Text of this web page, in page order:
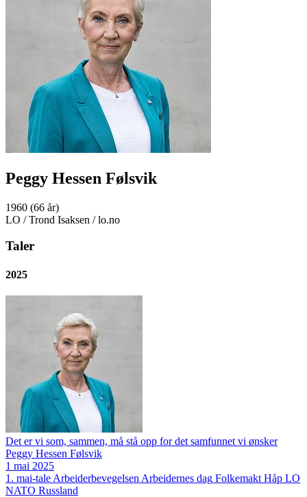
Peggy Hessen Følsvik
1960 (66 år)
LO / Trond Isaksen / lo.no
Taler
2025
Det er vi som, sammen, må stå opp for det samfunnet vi ønsker
Peggy Hessen Følsvik
1 mai 2025
1. mai-tale Arbeiderbevegelsen Arbeidernes dag Folkemakt Håp LO
NATO Russland